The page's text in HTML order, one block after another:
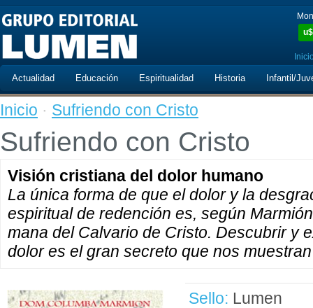
u$
Actualidad Educación Espiritualidad Historia Infantil/
Inicio · Sufriendo con Cristo
Sufriendo con Cristo
Visión cristiana del dolor humano
La única forma de que el dolor y la
espiritual de redención es, según
mana del Calvario de Cristo. Descubrir y
dolor es el gran secreto que nos muestran
Sello: Lumen